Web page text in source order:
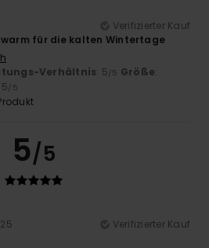
Verifizierter Kauf
warm für die kalten Wintertage
Verhältnis: 5 /5 Größe:
5 /5
5/5
Verifizierter Kauf